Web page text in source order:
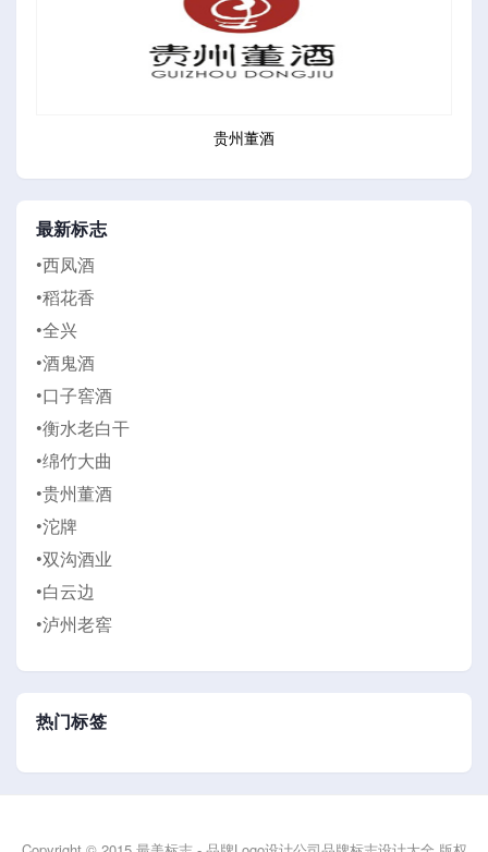
贵州董酒
最新标志
•西凤酒
•稻花香
•全兴
•酒鬼酒
•口子窖酒
•衡水老白干
•绵竹大曲
•贵州董酒
•沱牌
•双沟酒业
•白云边
•泸州老窖
热门标签